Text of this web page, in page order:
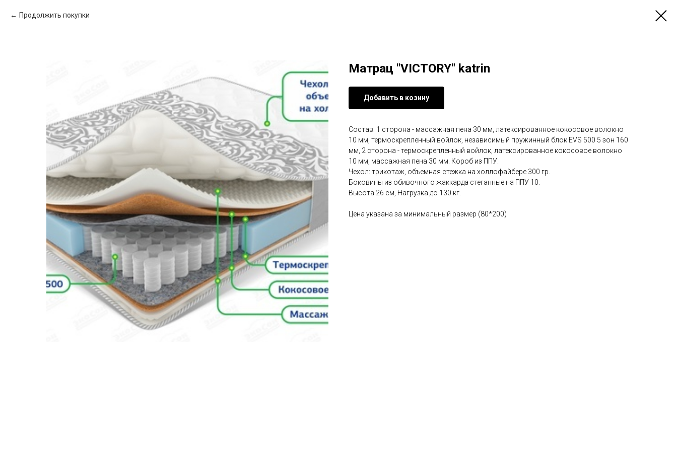
Продолжить покупки
Матрац "VICTORY" katrin
Добавить в козину
Состав: 1 сторона - массажная пена 30 мм, латексированное кокосовое волокно
10 мм, термоскрепленный войлок, независимый пружинный блок EVS 500 5 зон 160
мм, 2 сторона - термоскрепленный войлок, латексированное кокосовое волокно
10 мм, массажная пена 30 мм. Короб из ППУ.
Чехол: трикотаж, объемная стежка на холлофайбере 300 гр.
Боковины из обивочного жаккарда стеганные на ППУ 10.
Высота 26 см, Нагрузка до 130 кг.
Цена указана за минимальный размер (80*200)